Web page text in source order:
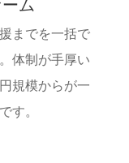
ム
までを一括で
体制が手厚い
規模からが一
す。